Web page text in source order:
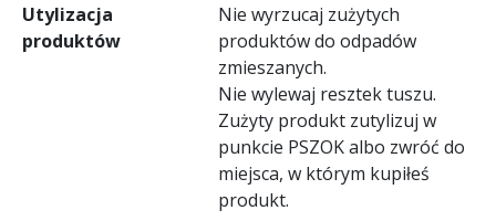
Utylizacja
produktów
Nie wyrzucaj zużytych
produktów do odpadów
zmieszanych.
Nie wylewaj resztek tuszu.
Zużyty produkt zutylizuj w
punkcie PSZOK albo zwróć do
miejsca, w którym kupiłeś
produkt.